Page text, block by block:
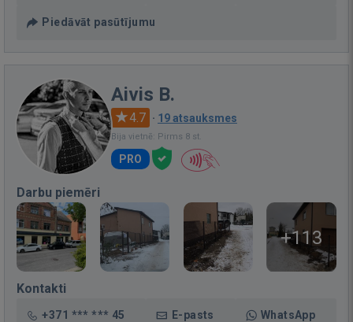
Piedāvāt pasūtījumu
Aivis B.
4.7 · 19 atsauksmes
Bija vietnē: Pirms 8 st.
PRO
Darbu piemēri
+113
Kontakti
+371 *** *** 45 E-pasts WhatsApp